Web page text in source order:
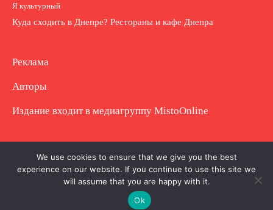
Я культурный
Куда сходить в Днепре? Рестораны и кафе Днепра
Реклама
Авторы
Издание входит в медиагруппу MistoOnline
Copyright © Полное использование материала
запрещено. Частично разрешено с гиперссылкой.
We use cookies to ensure that we give you the best
experience on our website. If you continue to use this site we
will assume that you are happy with it.
Ok